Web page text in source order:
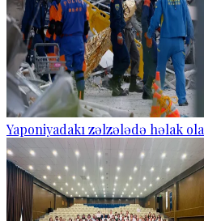
Yaponiyadakı zəlzələdə həlak